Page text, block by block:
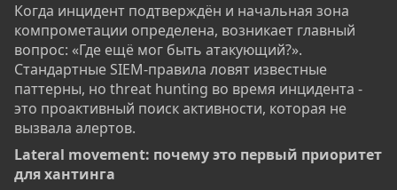
Когда инцидент подтверждён и начальная зона
компрометации определена, возникает главный
вопрос: «Где ещё мог быть атакующий?».
Стандартные SIEM-правила ловят известные
паттерны, но threat hunting во время инцидента -
это проактивный поиск активности, которая не
вызвала алертов.
Lateral movement: почему это первый приоритет
для хантинга​